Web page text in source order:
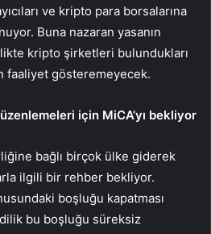
ve kripto para borsalarına
Buna nazaran yasanın
kripto şirketleri bulundukları
faaliyet gösteremeyecek.
için MiCA’yı bekliyor
bağlı birçok ülke giderek
ilgili bir rehber bekliyor.
boşluğu kapatması
bu boşluğu süreksiz